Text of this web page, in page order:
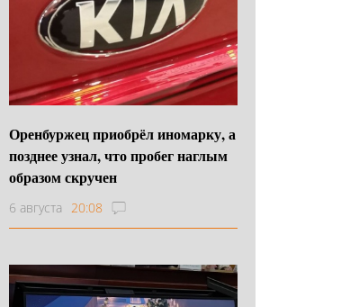
Оренбуржец приобрёл иномарку, а
позднее узнал, что пробег наглым
образом скручен
6 августа 20:08